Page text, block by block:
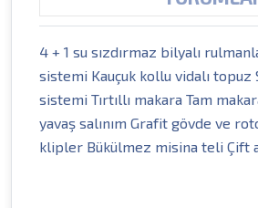
4 + 1 su sızdırmaz bilyalı
sistemi Kauçuk kollu vidalı topuz
sistemi Tırtıllı makara Tam
yavaş salınım Grafit gövde ve
klipler Bükülmez misina teli Çift